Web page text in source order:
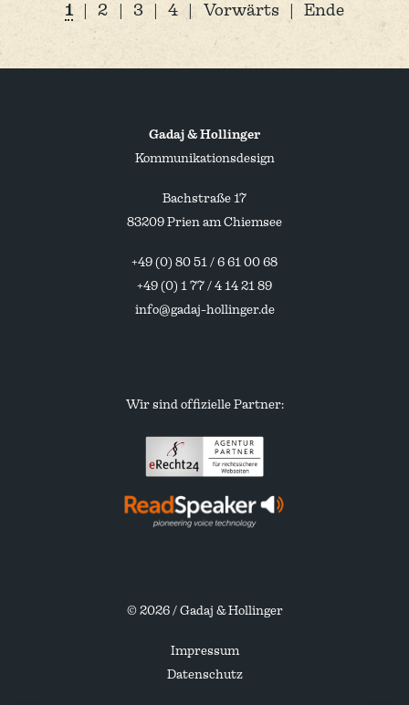
1 2 3 4 Vorwärts Ende
Gadaj & Hollinger
Kommunikationsdesign
Bachstraße 17
83209 Prien am Chiemsee
+49 (0) 80 51 / 6 61 00 68
+49 (0) 1 77 / 4 14 21 89
info@gadaj-hollinger.de
Wir sind offizielle Partner:
Partneragentur
© 2026 / Gadaj & Hollinger
Impressum
Datenschutz